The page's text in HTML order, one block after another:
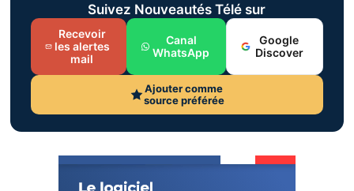
Suivez Nouveautés Télé sur
Recevoir
les alertes
mail
Canal
WhatsApp
Google
Discover
Ajouter comme
source préférée